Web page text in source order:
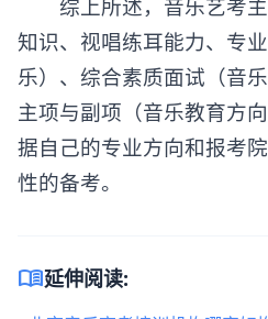
综上所述，音乐艺考主
知识、视唱练耳能力、专
乐）、综合素质面试（音
主项与副项（音乐教育方
据自己的专业方向和报考
性的备考。
menu_book延伸阅读: